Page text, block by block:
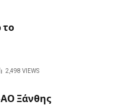
το
2,498 VIEWS
Ξάνθης